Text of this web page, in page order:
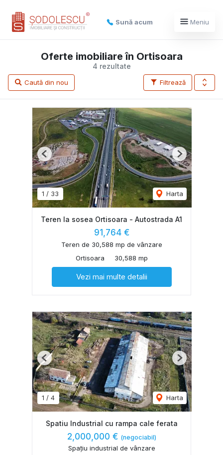
Sună acum Meniu
4 rezultate
Oferte imobiliare în Ortisoara
Filtrează
Caută din nou
1 / 33 Harta
Previous Next
Teren la sosea Ortisoara - Autostrada A1
91,764 €
Teren de 30,588 mp de vânzare
Ortisoara
30,588 mp
Vezi mai multe detalii
1 / 4 Harta
Previous Next
Spatiu Industrial cu rampa cale ferata
2,000,000 € (negociabil)
Spațiu industrial de vânzare